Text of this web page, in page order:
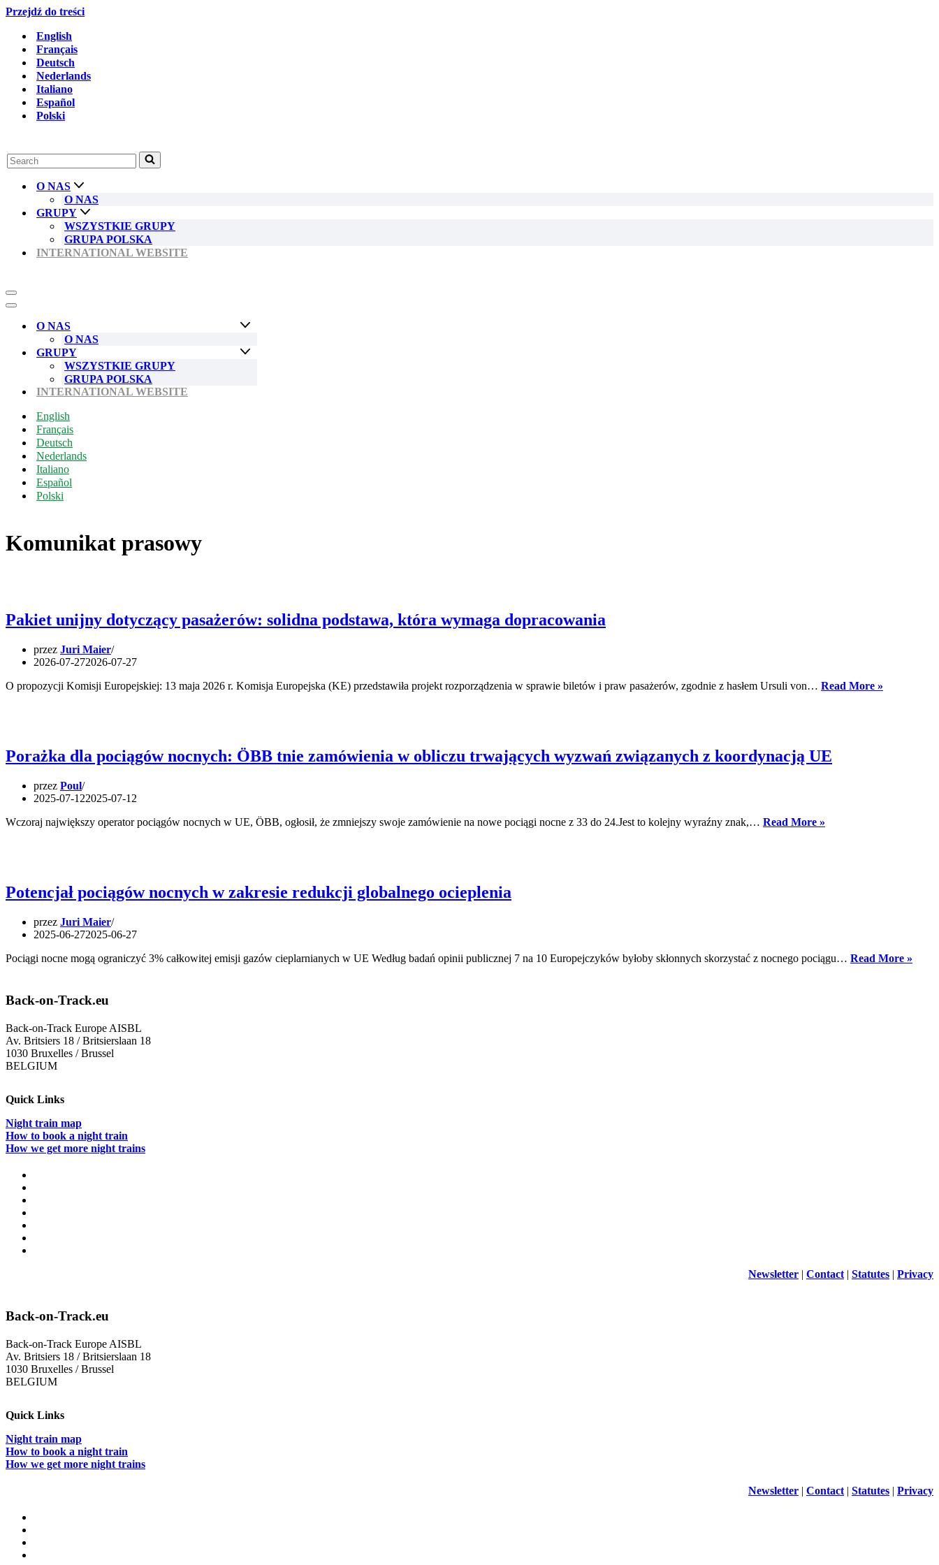
Przejdź do treści
English
Français
Deutsch
Nederlands
Italiano
Español
Polski
Szukaj...
O NAS
O NAS
GRUPY
WSZYSTKIE GRUPY
GRUPA POLSKA
INTERNATIONAL WEBSITE
Menu
nawigacji
Menu
nawigacjiO NAS
O NAS
GRUPY
WSZYSTKIE GRUPY
GRUPA POLSKA
INTERNATIONAL WEBSITE
English
Français
Deutsch
Nederlands
Italiano
Español
Polski
Komunikat prasowy
Pakiet unijny dotyczący pasażerów: solidna podstawa, która wymaga dopracowania
przez Juri Maier
2026-07-272026-07-27
O propozycji Komisji Europejskiej: 13 maja 2026 r. Komisja Europejska (KE) przedstawiła projekt rozporządzenia w sprawie biletów i praw pasażerów, zgodnie z hasłem Ursuli von… Read More »
Porażka dla pociągów nocnych: ÖBB tnie zamówienia w obliczu trwających wyzwań związanych z koordynacją UE
przez Poul
2025-07-122025-07-12
Wczoraj największy operator pociągów nocnych w UE, ÖBB, ogłosił, że zmniejszy swoje zamówienie na nowe pociągi nocne z 33 do 24.Jest to kolejny wyraźny znak,… Read More »
związanych
Potencjał pociągów nocnych w zakresie redukcji globalnego ocieplenia
przez Juri Maier
2025-06-272025-06-27
Pociągi nocne mogą ograniczyć 3% całkowitej emisji gazów cieplarnianych w UE Według badań opinii publicznej 7 na 10 Europejczyków byłoby skłonnych skorzystać z nocnego pociągu… Read More »
Back-on-Track.eu
Back-on-Track Europe AISBL
Av. Britsiers 18 / Britsierslaan 18
1030 Bruxelles / Brussel
BELGIUM
Quick Links
Night train map
How to book a night train
How we get more night trains
Newsletter | Contact | Statutes | Privacy
Back-on-Track.eu
Back-on-Track Europe AISBL
Av. Britsiers 18 / Britsierslaan 18
1030 Bruxelles / Brussel
BELGIUM
Quick Links
Night train map
How to book a night train
How we get more night trains
Newsletter | Contact | Statutes | Privacy